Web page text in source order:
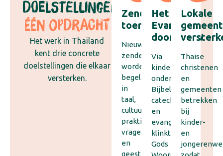
DOELSTELLINGEN,
ÉÉN OPDRACHT
Het werk in Thailand
kent drie concrete
doelstellingen die elkaar
versterken.
Zendelingen
toerusten
Nieuwe
zendelingen
worden
begeleid
in
taal,
cultuur,
praktische
vragen
en
geestelijke
Het
Evangelie
doorgeven
Via
kinderwerk,
onderwijs,
Bijbelstudie,
catechese
en
evangelisatie
klinkt
Gods
Lokale
Thaise
christenen
en
gemeenten
betrekken
bij
kinder-
en